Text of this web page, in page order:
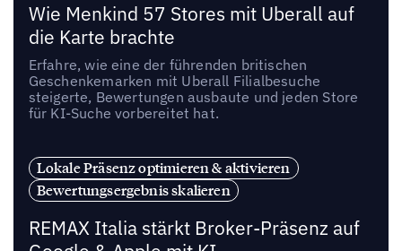
Wie Menkind 57 Stores mit Uberall auf
die Karte brachte
Erfahre, wie eine der führenden britischen
Geschenkemarken mit Uberall Filialbesuche
steigerte, Bewertungen ausbaute und jeden Store
für KI-Suche vorbereitet hat.
Lokale Präsenz optimieren & aktivieren
Bewertungsergebnis skalieren
REMAX Italia stärkt Broker-Präsenz auf